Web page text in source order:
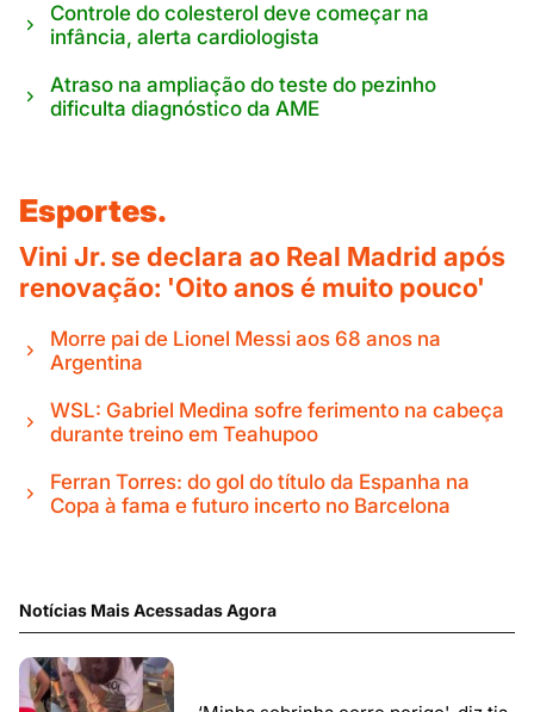
Controle do colesterol deve começar na
infância, alerta cardiologista
Atraso na ampliação do teste do pezinho
dificulta diagnóstico da AME
Esportes.
Vini Jr. se declara ao Real Madrid após
renovação: 'Oito anos é muito pouco'
Morre pai de Lionel Messi aos 68 anos na
Argentina
WSL: Gabriel Medina sofre ferimento na cabeça
durante treino em Teahupoo
Ferran Torres: do gol do título da Espanha na
Copa à fama e futuro incerto no Barcelona
Notícias Mais Acessadas Agora